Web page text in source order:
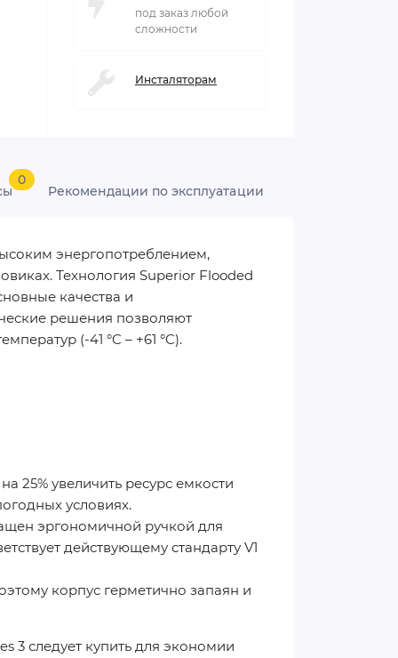
под заказ любой
сложности
Инсталяторам
0
Рекомендации по эксплуатации
энергопотреблением,
Технология Superior Flooded
качества и
решения позволяют
(-41 °C – +61 °C).
25% увеличить ресурс емкости
условиях.
эргономичной ручкой для
действующему стандарту V1
корпус герметично запаян и
3 следует купить для экономии